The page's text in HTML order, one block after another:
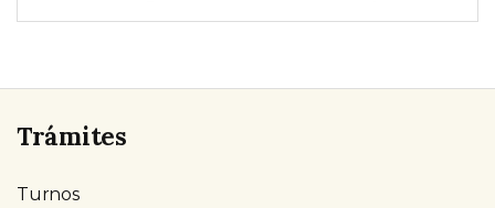
Trámites
Turnos